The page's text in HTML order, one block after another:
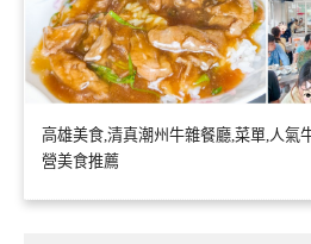
高雄美食,清真潮州牛雜餐廳,菜單,人氣
營美食推薦